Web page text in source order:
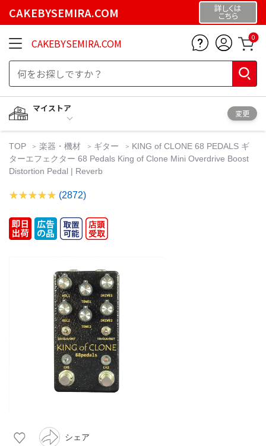
CAKEBYSEMIRA.COM 詳しくは
こちら
CAKEBYSEMIRA.COM 0
マイストア
変更
TOP 楽器・機材 ギター
KING of CLONE 68 PEDALS ギ
ターエフェクター 68 Pedals King of Clone Mini Overdrive Boost
Distortion Pedal | Reverb
(2872)
シェア